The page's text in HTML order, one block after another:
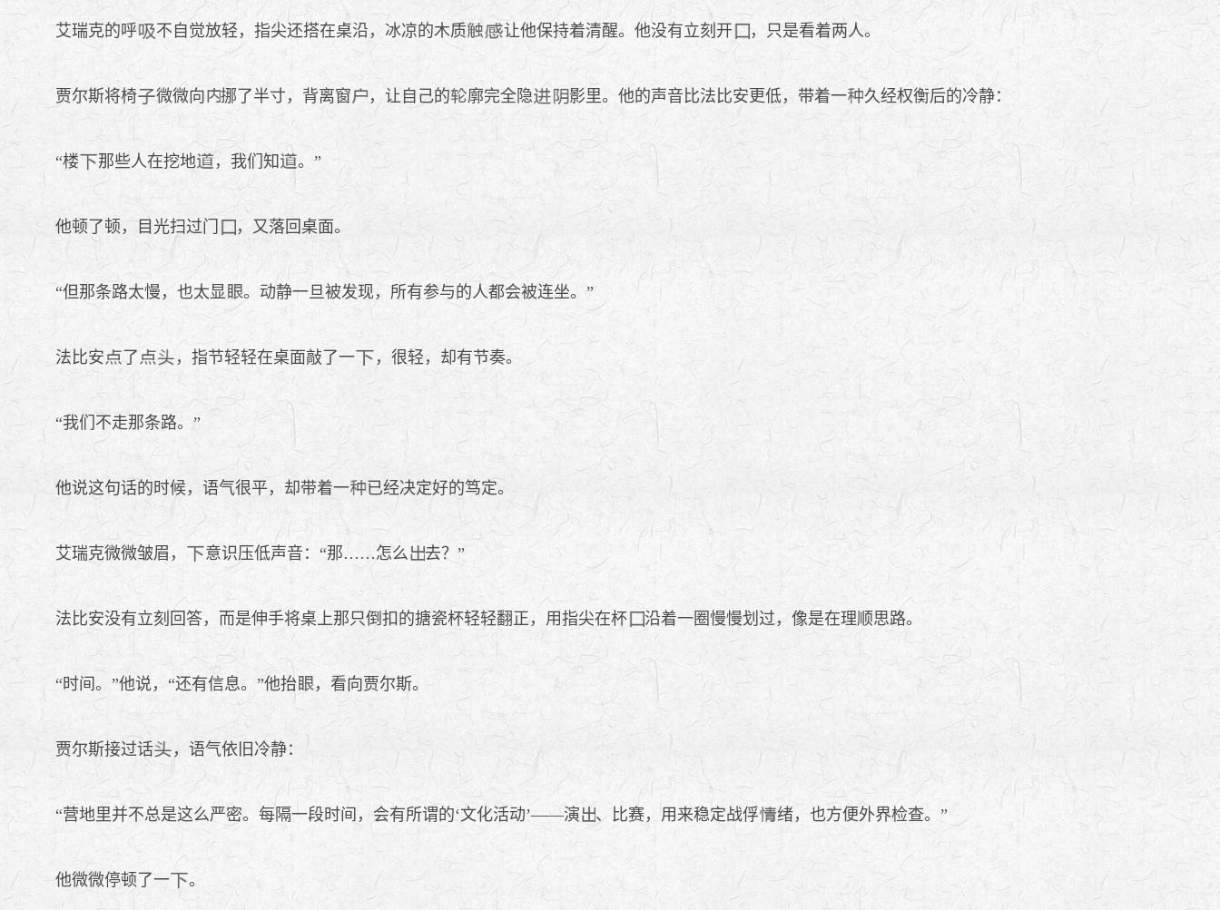
艾瑞克的呼 不自觉放轻，指尖还搭在桌沿，冰凉的木质 让他保持着清醒。他没有立刻开 ，只是看着两人。
贾尔斯将椅 微微向 挪了半寸，背离窗 ，让自己的 廓完全隐 影里。他的声音比法比安更低，带着一 久经权衡后的冷静：
“楼 那些人在挖地 ，我们知 。”
他顿了顿，目光扫过门 ，又落回桌面。
“但那条路太慢，也太显 。动静一旦被发现，所有参与的人都会被连坐。”
法比安 了 ，指节轻轻在桌面敲了一 ，很轻，却有节奏。
“我们不走那条路。”
他说这句话的时候，语气很平，却带着一 已经决定好的笃定。
艾瑞克微微皱眉， 意识压低声音：“那……怎么 去？”
法比安没有立刻回答，而是伸手将桌上那只倒扣的搪瓷杯轻轻翻正，用指尖在杯 沿着一圈慢慢划过，像是在理顺思路。
“时间。”他说，“还有信息。”他抬 ，看向贾尔斯。
贾尔斯接过话 ，语气依旧冷静：
“营地里并不总是这么严密。每隔一段时间，会有所谓的‘文化活动’——演 、比赛，用来稳定战俘 绪，也方便外界检查。”
他微微停顿了一 。